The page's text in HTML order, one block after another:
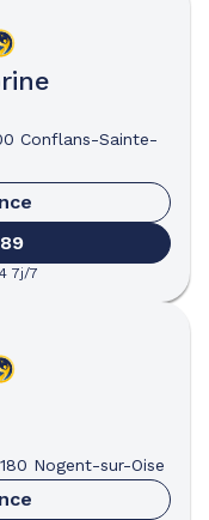
Conflans-Sainte-
7j/7
Nogent-sur-Oise